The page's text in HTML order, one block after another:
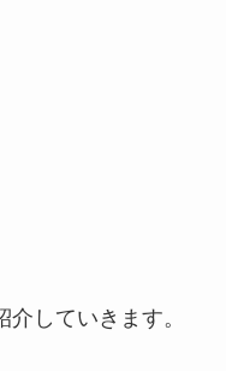
していきます。